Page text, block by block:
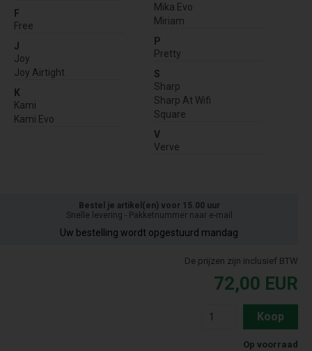
F
Free
J
Joy
Joy Airtight
K
Kami
Kami Evo
Mika Evo
Miriam
P
Pretty
S
Sharp
Sharp At Wifi
Square
V
Verve
Bestel je artikel(en) voor 15.00 uur
Snelle levering - Pakketnummer naar e-mail
Uw bestelling wordt opgestuurd mandag
De prijzen zijn inclusief BTW
72,00 EUR
Koop
Op voorraad